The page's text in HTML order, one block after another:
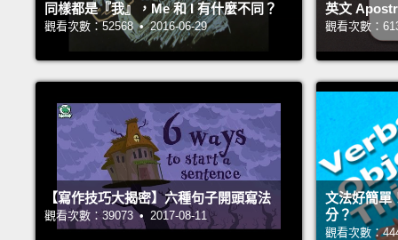
同樣都是『我』，Me 和 I 有什麼不同？
觀看次數：52568 • 2016-06-29
英文
觀看次數：
【寫作技巧大揭密】六種句子開頭寫法
觀看次數：39073 • 2017-08-11
文法好簡單
分？
觀看次數：